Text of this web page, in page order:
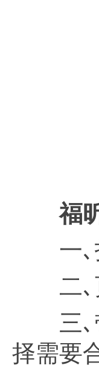
福
一､打
二､
三､带
择需要